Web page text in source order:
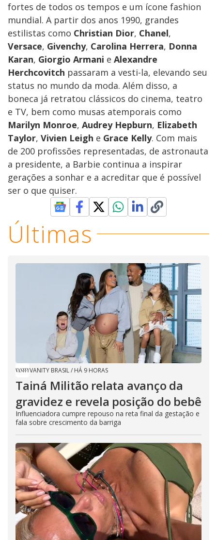
fortes de todos os tempos e um ícone fashion
mundial. A partir dos anos 1990, grandes
estilistas como Christian Dior, Chanel,
Versace, Givenchy, Carolina Herrera, Donna
Karan, Giorgio Armani e Alexandre
Herchcovitch passaram a vesti-la, elevando seu
status no mundo da moda. Além disso, a
boneca já retratou clássicos do cinema, teatro
e TV, bem como musas atemporais como
Marilyn Monroe, Audrey Hepburn, Elizabeth
Taylor, Vivien Leigh e Grace Kelly. Com mais
de 200 profissões representadas, de astronauta
a presidente, a Barbie continua a inspirar
gerações a sonhar e a acreditar que é possível
ser o que quiser.
Últimas
VANITY BRASIL/ HÁ 9 HORAS
Tainá Militão relata avanço da
gravidez e revela posição do bebê
Influenciadora cumpre repouso na reta final da gestação e
fala sobre crescimento da barriga